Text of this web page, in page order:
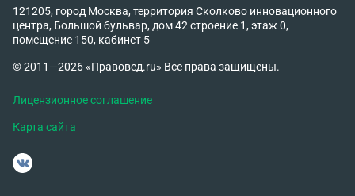
121205, город Москва, территория Сколково инновационного
центра, Большой бульвар, дом 42 строение 1, этаж 0,
помещение 150, кабинет 5
© 2011—2026 «Правовед.ru» Все права защищены.
Лицензионное соглашение
Карта сайта